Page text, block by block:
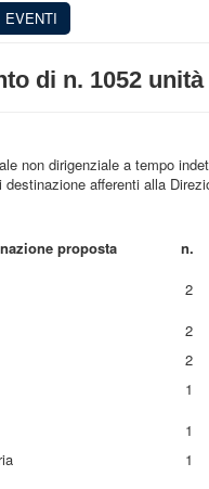
EVENTI
di n. 1052 unità
non dirigenziale a tempo
afferenti alla
proposta
n.
2
2
2
1
1
1